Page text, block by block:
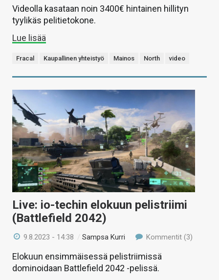
Videolla kasataan noin 3400€ hintainen hillityn
tyylikäs pelitietokone.
Lue lisää
Fracal Kaupallinen yhteistyö Mainos North video
Live: io-techin elokuun pelistriimi
(Battlefield 2042)
9.8.2023 - 14:38 /Sampsa Kurri Kommentit (3)
Elokuun ensimmäisessä pelistriimissä
dominoidaan Battlefield 2042 -pelissä.